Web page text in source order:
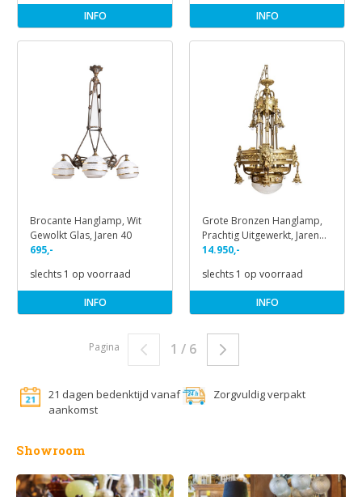
INFO INFO
Brocante Hanglamp, Wit
Gewolkt Glas, Jaren 40
695,-
slechts 1 op voorraad
INFO
Grote Bronzen Hanglamp,
Prachtig Uitgewerkt, Jaren
30
14.950,-
slechts 1 op voorraad
INFO
1 / 6
Pagina
21 dagen bedenktijd vanaf
aankomst
Zorgvuldig verpakt
Showroom